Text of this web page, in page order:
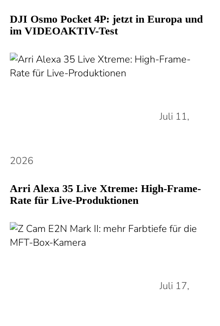
DJI Osmo Pocket 4P: jetzt in Europa und
im VIDEOAKTIV-Test
Juli 11,
2026
Arri Alexa 35 Live Xtreme: High-Frame-
Rate für Live-Produktionen
Juli 17,